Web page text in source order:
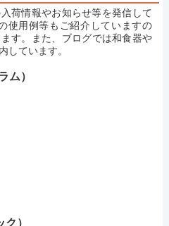
荷情報やお知らせ等を発信して
使用例等もご紹介していますの
す。また、ブログでは和食器や
しています。
ム）
）